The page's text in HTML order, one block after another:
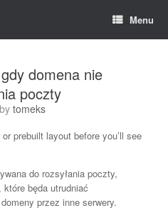
Menu
domena nie
poczty
by tomeks
prebuilt layout before you’ll see
do rozsyłania poczty,
będa utrudniać
przez inne serwery.